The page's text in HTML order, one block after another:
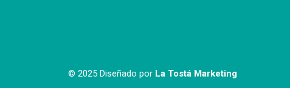
© 2025 Diseñado por La Tostá Marketing